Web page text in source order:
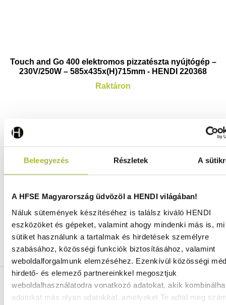
Beleegyezés Részletek A
A HFSE Magyarország üdvözöl a HENDI világában!
Náluk sütemények készítéséhez is találsz kiváló HENDI
eszközöket és gépeket, valamint ahogy mindenki más is,
sütiket használunk a tartalmak és hirdetések személyre
szabásához, közösségi funkciók biztosításához, valamint
weboldalforgalmunk elemzéséhez. Ezenkívül közösségi
hirdető- és elemező partnereinkkel megosztjuk
weboldalhasználatodra vonatkozó adatokat, akik
adatokat más olyan adatokkal, amelyeket Te adtál meg
Touch and Go 400 elektromos pizzatészta nyújtógép –
230V/250W – 585x435x(H)715mm - HENDI 220368
Raktáron
Ingyenes szállítás 25 000 Ft felett
Szállítás akár 1 munkanapon belül
Mindig a legkedvezőbb HENDI árak
Több mint 2000 termék raktáron
ELÉRHETŐSÉGEINK